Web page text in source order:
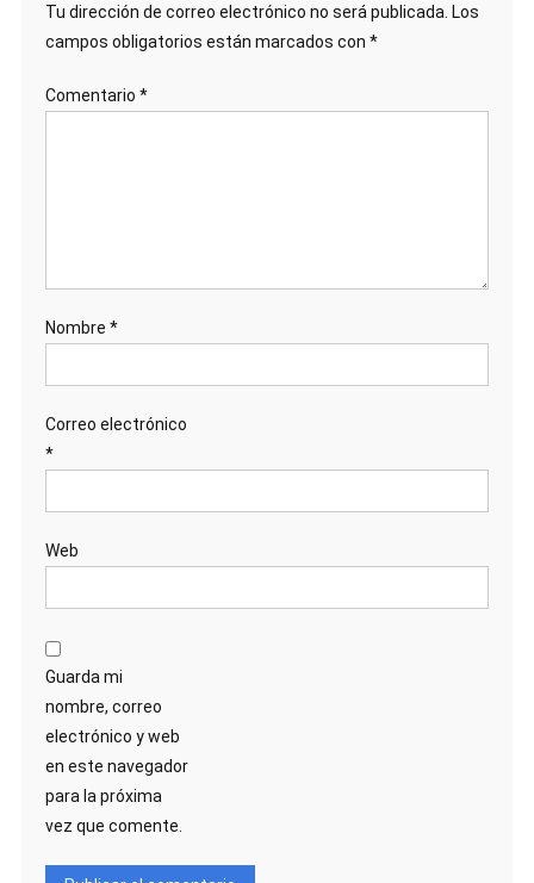
Tu dirección de correo electrónico no será publicada. Los
campos obligatorios están marcados con *
Comentario *
Nombre *
Correo electrónico
*
Web
Guarda mi
nombre, correo
electrónico y web
en este navegador
para la próxima
vez que comente.